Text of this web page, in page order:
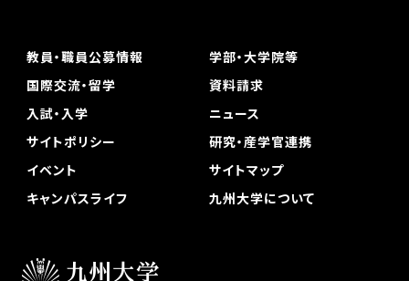
教員・職員公募情報
学部・大学院等
国際交流・留学
資料請求
入試・入学
ニュース
サイトポリシー
研究・産学官連携
イベント
サイトマップ
キャンパスライフ
九州大学について